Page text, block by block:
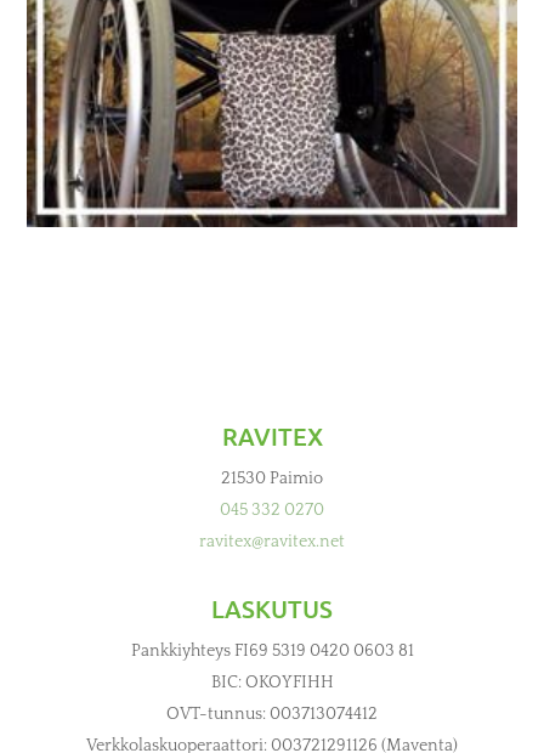
RAVITEX
21530 Paimio
045 332 0270
ravitex@ravitex.net
LASKUTUS
Pankkiyhteys FI69 5319 0420 0603 81
BIC: OKOYFIHH
OVT-tunnus: 003713074412
Verkkolaskuoperaattori: 003721291126 (Maventa)